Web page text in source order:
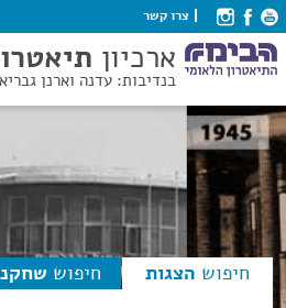
צרו קשר
ארכיון
בנדיבות: עדנה וארנן
חיפוש הצגות חיפוש